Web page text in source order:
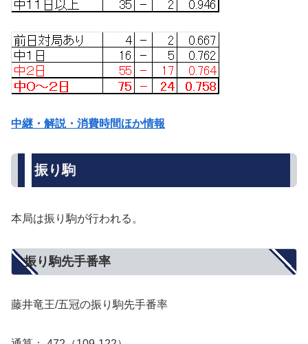
中継・解説・消費時間ほか情報
振り駒
本局は振り駒が行われる。
振り駒先手番率
藤井竜王/五冠の振り駒先手番率